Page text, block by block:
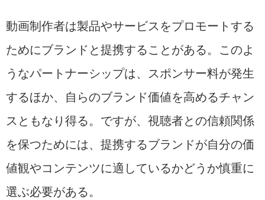
動画制作者は製品やサービスをプロモートする
ためにブランドと提携することがある。このよ
うなパートナーシップは、スポンサー料が発生
するほか、自らのブランド価値を高めるチャン
スともなり得る。ですが、視聴者との信頼関係
を保つためには、提携するブランドが自分の価
値観やコンテンツに適しているかどうか慎重に
選ぶ必要がある。